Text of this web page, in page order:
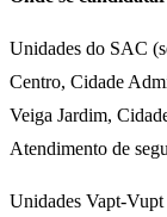
Unidades do SAC
Centro, Cidade
Veiga Jardim,
Atendimento de
Unidades Vapt-